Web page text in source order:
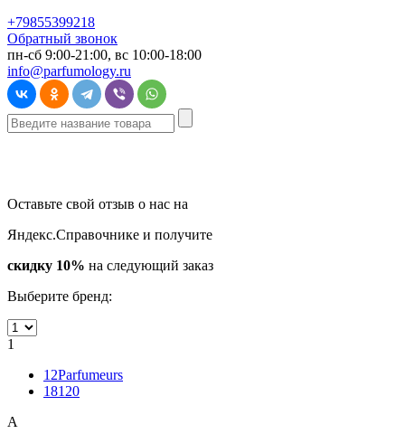
+79855399218
Обратный звонок
пн-сб 9:00-21:00, вс 10:00-18:00
info@parfumology.ru
Оставьте свой отзыв о нас на
Яндекс.Справочнике и получите
скидку 10% на следующий заказ
Выберите бренд:
1
12Parfumeurs
18120
A